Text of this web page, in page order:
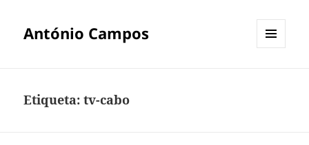
António Campos
Etiqueta:tv-cabo